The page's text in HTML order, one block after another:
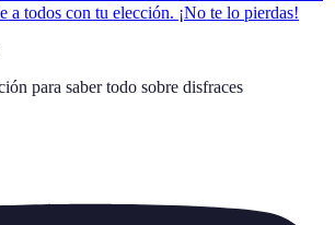
a todos con tu elección. ¡No te lo pierdas!
para saber todo sobre disfraces